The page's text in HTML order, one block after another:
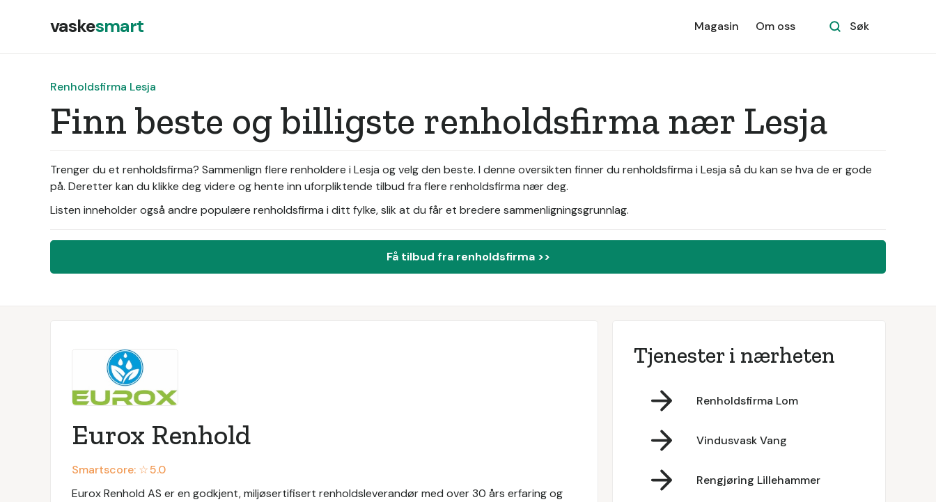
vaskesmart Magasin Om oss Søk
Renholdsfirma Lesja
Finn beste og billigste renholdsfirma nær Lesja
Trenger du et renholdsfirma? Sammenlign flere renholdere i Lesja og velg den beste. I denne oversikten finner du renholdsfirma i Lesja så du kan se hva de er gode
på. Deretter kan du klikke deg videre og hente inn uforpliktende tilbud fra flere renholdsfirma nær deg.
Listen inneholder også andre populære renholdsfirma i ditt fylke, slik at du får et bredere sammenligningsgrunnlag.
Få tilbud fra renholdsfirma >>
Eurox Renhold
Smartscore: ☆5.0
Eurox Renhold AS er en godkjent, miljøsertifisert renholdsleverandør med over 30 års erfaring og
Tjenester i nærheten
Renholdsfirma Lom
Vindusvask Vang
Rengjøring Lillehammer